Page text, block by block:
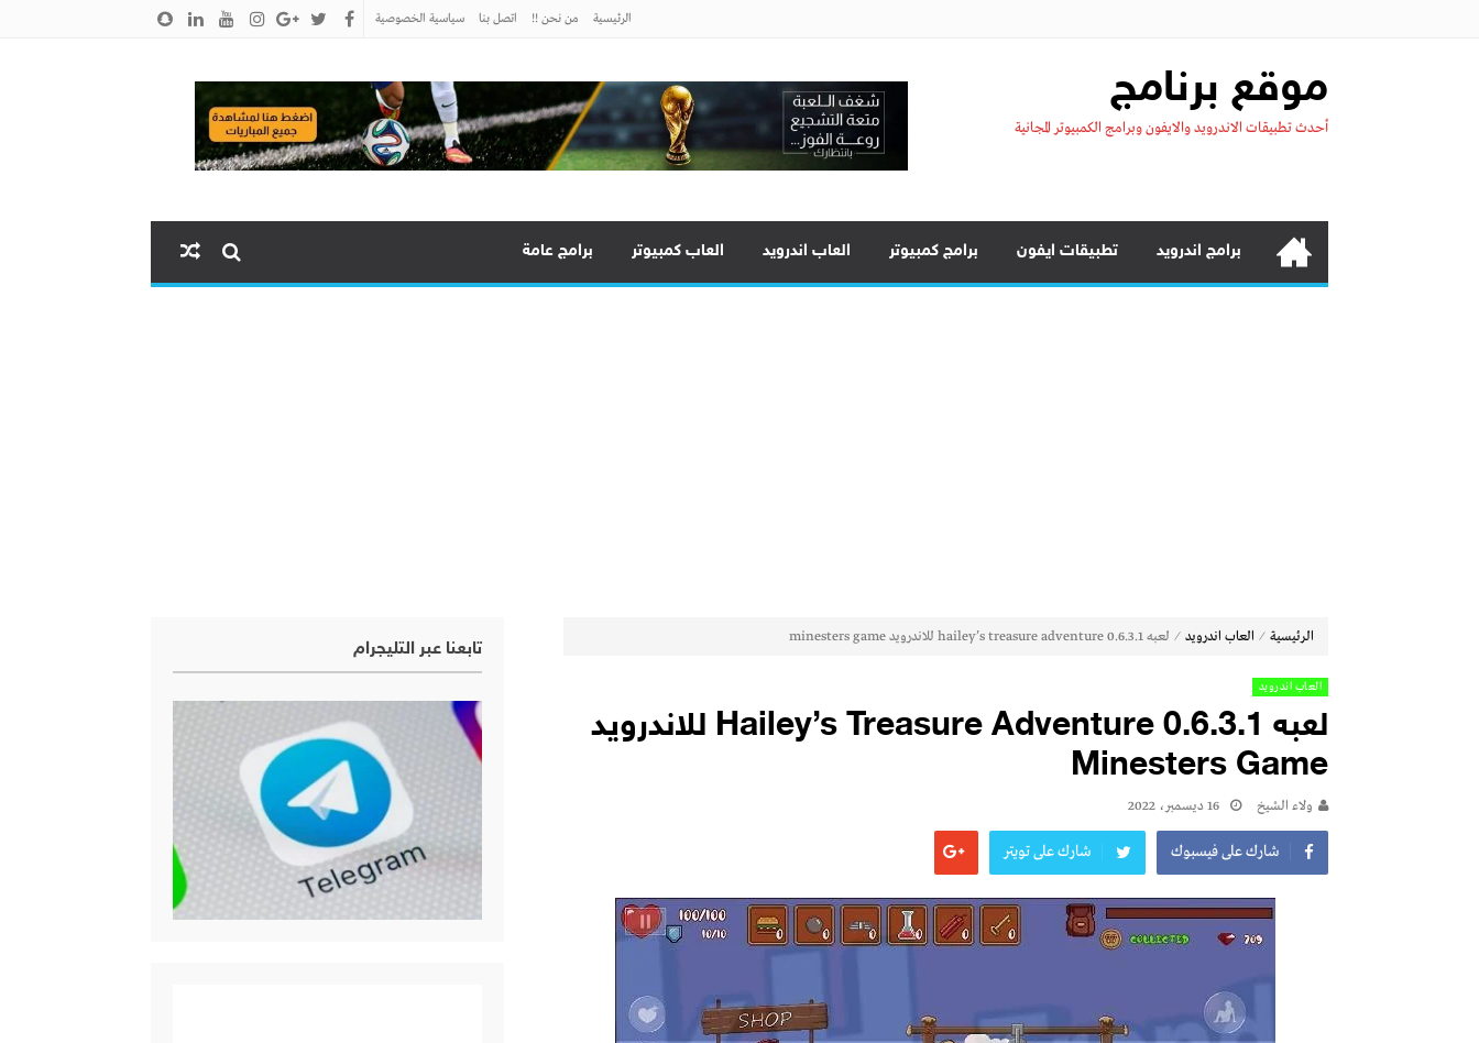
الرئيسية من نحن !! اتصل بنا سياسية الخصوصية
موقع برنامج
أحدث تطبيقات الاندرويد والايفون وبرامج الكمبيوتر المجانية
برامج اندرويد تطبيقات ايفون برامج كمبيوتر العاب اندرويد العاب كمبيوتر برامج عامة
الرئيسية ⁄ العاب اندرويد ⁄ لعبه hailey’s treasure adventure 0.6.3.1 للاندرويد minesters game
العاب اندرويد
لعبه Hailey’s Treasure Adventure 0.6.3.1 للاندرويد
Minesters Game
ولاء الشيخ 16 ديسمبر، 2022
شارك على فيسبوك شارك على تويتر
تابعنا عبر التليجرام